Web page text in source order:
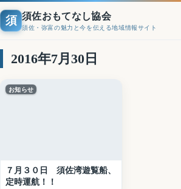
須 須佐おもてなし協会
須佐・弥富の魅力と今を伝える地域情報サイト
2016年7月30日
お知らせ
７月３０日 須佐湾遊覧船、
定時運航！！